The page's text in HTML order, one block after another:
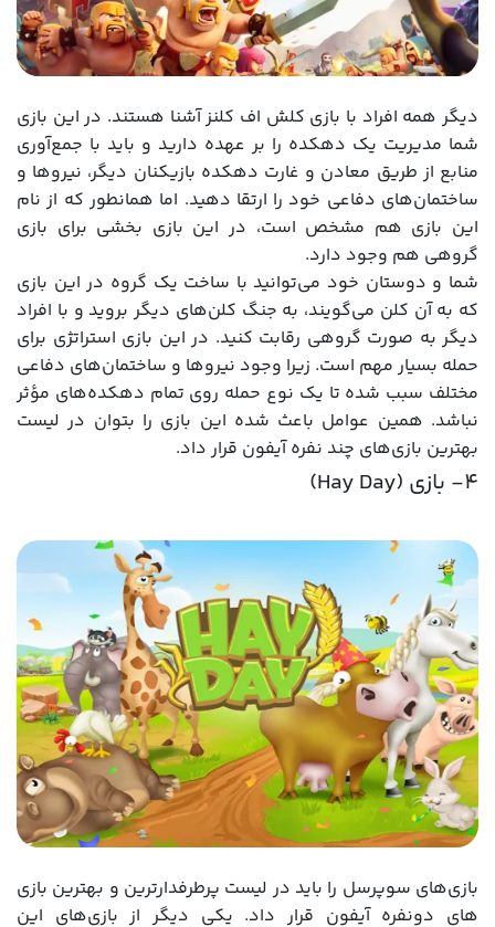
دیگر همه افراد با بازی کلش اف کلنز آشنا هستند. در این بازی
شما مدیریت یک دهکده را بر عهده دارید و باید با جمع‌آوری
منابع از طریق معادن و غارت دهکده بازیکنان دیگر، نیروها و
ساختمان‌های دفاعی خود را ارتقا دهید. اما همانطور که از نام
این بازی هم مشخص است، در این بازی بخشی برای بازی
گروهی هم وجود دارد.
شما و دوستان خود می‌توانید با ساخت یک گروه در این بازی
که به آن کلن می‌گویند، به جنگ کلن‌های دیگر بروید و با افراد
دیگر به صورت گروهی رقابت کنید. در این بازی استراتژی برای
حمله بسیار مهم است. زیرا وجود نیروها و ساختمان‌های دفاعی
مختلف سبب شده تا یک نوع حمله روی تمام دهکده‌های مؤثر
نباشد. همین عوامل باعث شده این بازی را بتوان در لیست
بهترین بازی‌های چند نفره آیفون قرار داد.
4- بازی (Hay Day)
بازی‌های سوپرسل را باید در لیست پرطرفدارترین و بهترین بازی
های دونفره آیفون قرار داد. یکی دیگر از بازی‌های این